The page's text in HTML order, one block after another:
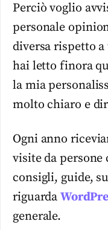
Perciò voglio
personale
diversa rispetto
hai letto finora
la mia
molto chiaro e
Ogni anno
visite da persone
consigli, guide,
riguarda
generale.